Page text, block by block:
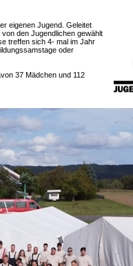
eigenen Jugend. Geleitet
den Jugendlichen gewählt
treffen sich 4- mal im Jahr
oder
37 Mädchen und 112